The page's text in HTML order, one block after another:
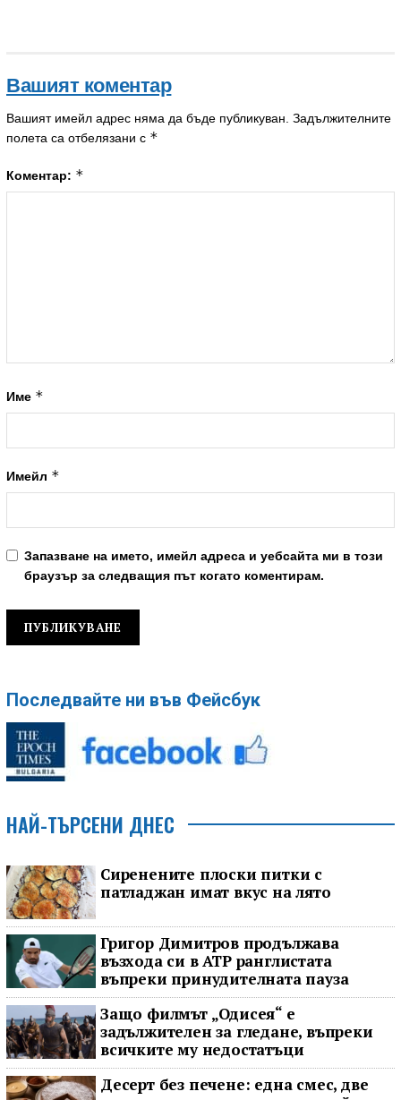
Вашият коментар
Вашият имейл адрес няма да бъде публикуван. Задължителните
полета са отбелязани с *
Коментар: *
Име *
Имейл *
Запазване на името, имейл адреса и уебсайта ми в този
браузър за следващия път когато коментирам.
Последвайте ни във Фейсбук
НАЙ-ТЪРСЕНИ ДНЕС
Сиренените плоски питки с
патладжан имат вкус на лято
Григор Димитров продължава
възхода си в ATP ранглистата
въпреки принудителната пауза
Защо филмът „Одисея“ е
задължителен за гледане, въпреки
всичките му недостатъци
Десерт без печене: една смес, две